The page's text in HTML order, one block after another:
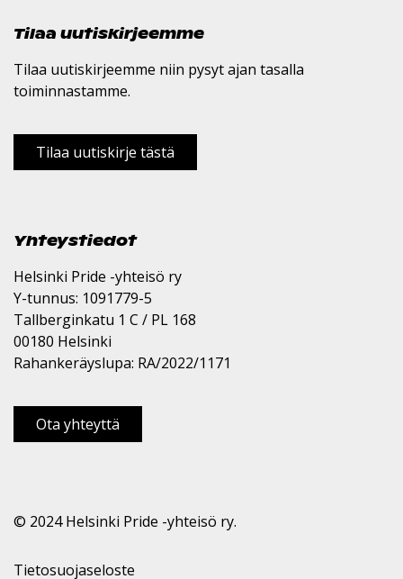
Tilaa uutiskirjeemme
Tilaa uutiskirjeemme niin pysyt ajan tasalla
toiminnastamme.
Tilaa uutiskirje tästä
Yhteystiedot
Helsinki Pride -yhteisö ry
Y-tunnus: 1091779-5
Tallberginkatu 1 C / PL 168
00180 Helsinki
Rahankeräyslupa: RA/2022/1171
Ota yhteyttä
© 2024 Helsinki Pride -yhteisö ry.
Tietosuojaseloste